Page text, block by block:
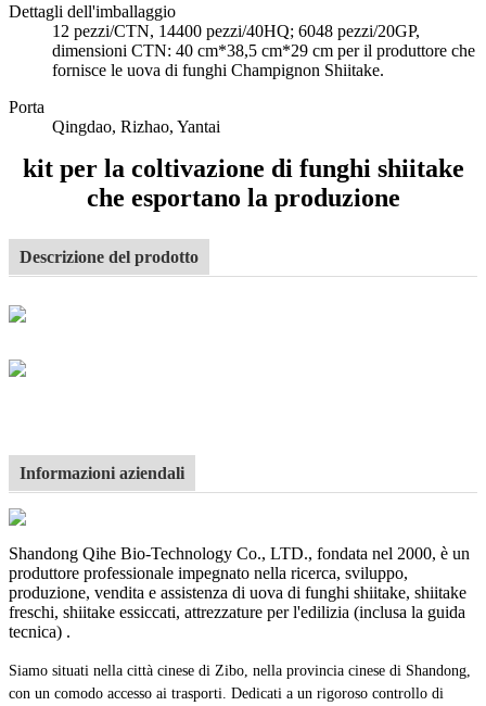
Dettagli dell'imballaggio
12 pezzi/CTN, 14400 pezzi/40HQ; 6048 pezzi/20GP,
dimensioni CTN: 40 cm*38,5 cm*29 cm per il produttore che
fornisce le uova di funghi Champignon Shiitake.
Porta
Qingdao, Rizhao, Yantai
kit per la coltivazione di funghi shiitake
che esportano la produzione
Descrizione del prodotto
Informazioni aziendali
Shandong Qihe Bio-Technology Co., LTD., fondata nel 2000, è un
produttore professionale impegnato nella ricerca, sviluppo,
produzione, vendita e assistenza di uova di funghi shiitake, shiitake
freschi, shiitake essiccati, attrezzature per l'edilizia (inclusa la guida
tecnica) .
Siamo situati nella città cinese di Zibo, nella provincia cinese di Shandong,
con un comodo accesso ai trasporti. Dedicati a un rigoroso controllo di